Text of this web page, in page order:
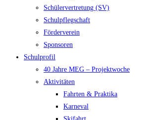
Schülervertretung (SV)
Schulpflegschaft
Förderverein
Sponsoren
Schulprofil
40 Jahre MEG – Projektwoche
Aktivitäten
Fahrten & Praktika
Karneval